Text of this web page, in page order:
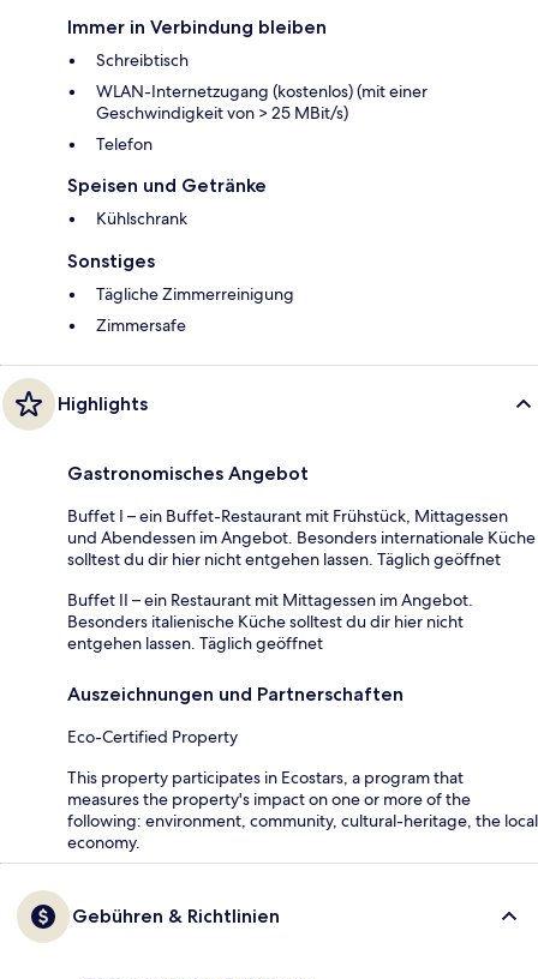
Immer in Verbindung bleiben
Schreibtisch
WLAN-Internetzugang (kostenlos) (mit einer
Geschwindigkeit von > 25 MBit/s)
Telefon
Speisen und Getränke
Kühlschrank
Sonstiges
Tägliche Zimmerreinigung
Zimmersafe
Highlights
Gastronomisches Angebot
Buffet I – ein Buffet-Restaurant mit Frühstück, Mittagessen
und Abendessen im Angebot. Besonders internationale Küche
solltest du dir hier nicht entgehen lassen. Täglich geöffnet
Buffet II – ein Restaurant mit Mittagessen im Angebot.
Besonders italienische Küche solltest du dir hier nicht
entgehen lassen. Täglich geöffnet
Auszeichnungen und Partnerschaften
Eco-Certified Property
This property participates in Ecostars, a program that
measures the property's impact on one or more of the
following: environment, community, cultural-heritage, the local
economy.
Gebühren & Richtlinien